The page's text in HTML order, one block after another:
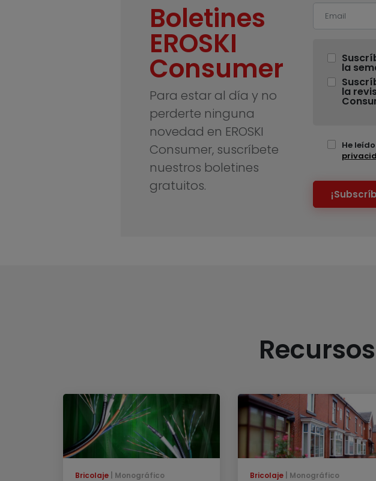
Boletines
EROSKI
Consumer
Para estar al día y no
perderte ninguna
novedad en EROSKI
Consumer, suscríbete
nuestros boletines
gratuitos.
la
la
He
Bricolaje Monográfico Bricolaje Monográfico